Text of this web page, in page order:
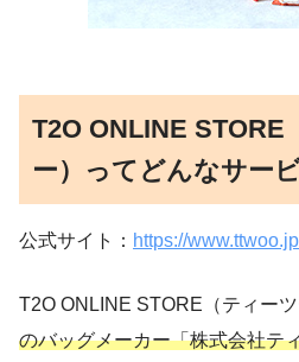
T2O ONLINE STORE
ー）ってどんなサー
公式サイト： https://
T2O ONLINE STORE（ティーツ
のバッグメーカー「株式会社テ